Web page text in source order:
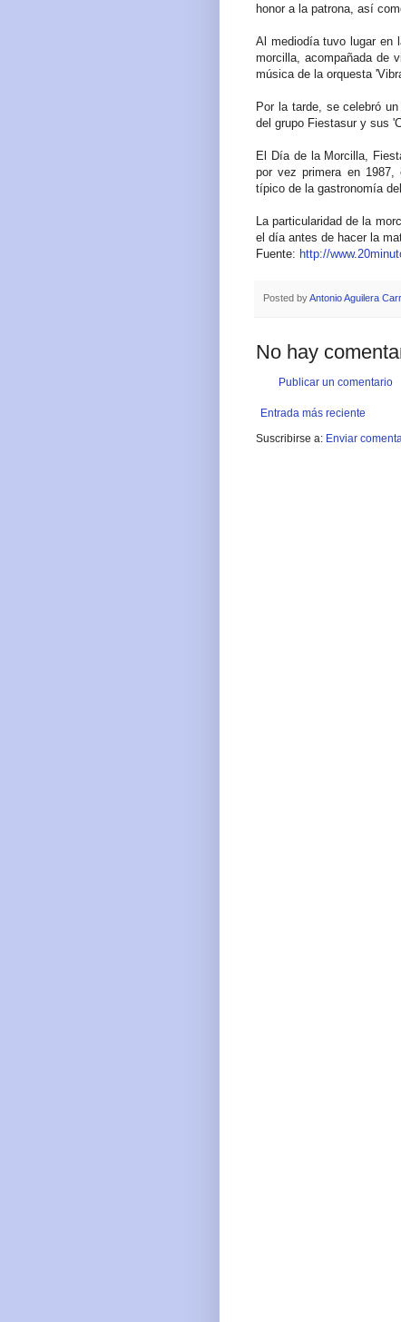
honor a la patrona, así
Al mediodía tuvo lugar en
morcilla, acompañada de
música de la orquesta
Por la tarde, se celebró
del grupo Fiestasur y sus
El Día de la Morcilla,
por vez primera en
típico de la gastronomía
La particularidad de la
el día antes de hacer la
Fuente: http://
Posted byAntonio Aguilera
No hay
Publicar un comentario
Entrada más reciente
Suscribirse a: Enviar